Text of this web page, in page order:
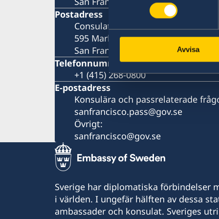
Avvisa
Postadress
Consulate General of Sweden
595 Market Street, Suite #1350
San Francisco, CA 94105
Telefonnummer
+1 (415) 268-0800
E-postadress
Konsulära och passrelaterade
sanfrancisco.pass@gov.se
Övrigt:
sanfrancisco@gov.se
Sverige har diplomatiska förbindelser
i världen. I ungefär hälften av dessa
ambassader och konsulat. Sveriges